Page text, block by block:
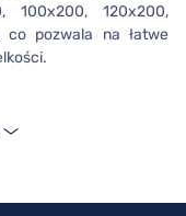
100x200, 120x200,
co pozwala na łatwe